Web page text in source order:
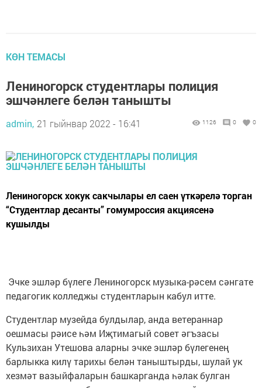
КӨН ТЕМАСЫ
Лениногорск студентлары полиция
эшчәнлеге белән танышты
admin, 21 гыйнвар 2022 - 16:41 1126 0 0
Лениногорск хокук сакчылары ел саен үткәрелә торган
“Студентлар десанты” гомумроссия акциясенә
кушылды
Эчке эшләр бүлеге Лениногорск музыка-рәсем сәнгате
педагогик колледжы студентларын кабул итте.
Студентлар музейда булдылар, анда ветераннар
оешмасы рәисе һәм Иҗтимагый совет әгъзасы
Кульзихан Утешова аларны эчке эшләр бүлегенең
барлыкка килү тарихы белән таныштырды, шулай ук
хезмәт вазыйфаларын башкарганда һәлак булган